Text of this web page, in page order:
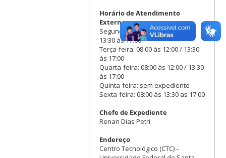
Horário de Atendimento
Externo
Segunda-feira: 08:00 às 12:00 /
13:30 às 17:00
Terça-feira: 08:00 às 12:00 / 13:30
às 17:00
Quarta-feira: 08:00 às 12:00 / 13:30
às 17:00
Quinta-feira: sem expediente
Sexta-feira: 08:00 às 13:30 as 17:00
Chefe de Expediente
Renan Dias Petri
Endereço
Centro Tecnológico (CTC) –